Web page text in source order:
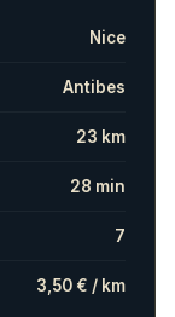
Nice
Antibes
23 km
28 min
7
3,50 € / km